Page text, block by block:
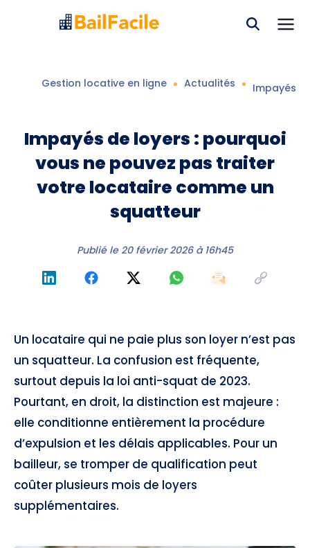
Gestion locative en ligne Actualités Impayés
Impayés de loyers : pourquoi
vous ne pouvez pas traiter
votre locataire comme un
squatteur
Publié le 20 février 2026 à 16h45
Un locataire qui ne paie plus son loyer n’est pas
un squatteur. La confusion est fréquente,
surtout depuis la loi anti-squat de 2023.
Pourtant, en droit, la distinction est majeure :
elle conditionne entièrement la procédure
d’expulsion et les délais applicables. Pour un
bailleur, se tromper de qualification peut
coûter plusieurs mois de loyers
supplémentaires.